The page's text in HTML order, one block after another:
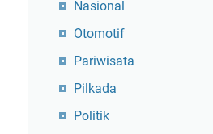
Nasional
Otomotif
Pariwisata
Pilkada
Politik